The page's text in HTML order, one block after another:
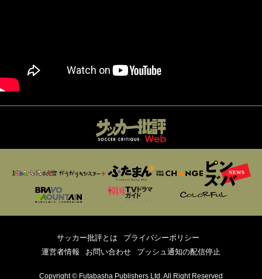
サッカー批評とは
プライバシーポリシー
運営者情報
お問い合わせ プッシュ通知の配信停止
Copyright © Futabasha Publishers Ltd. All Right Reserved